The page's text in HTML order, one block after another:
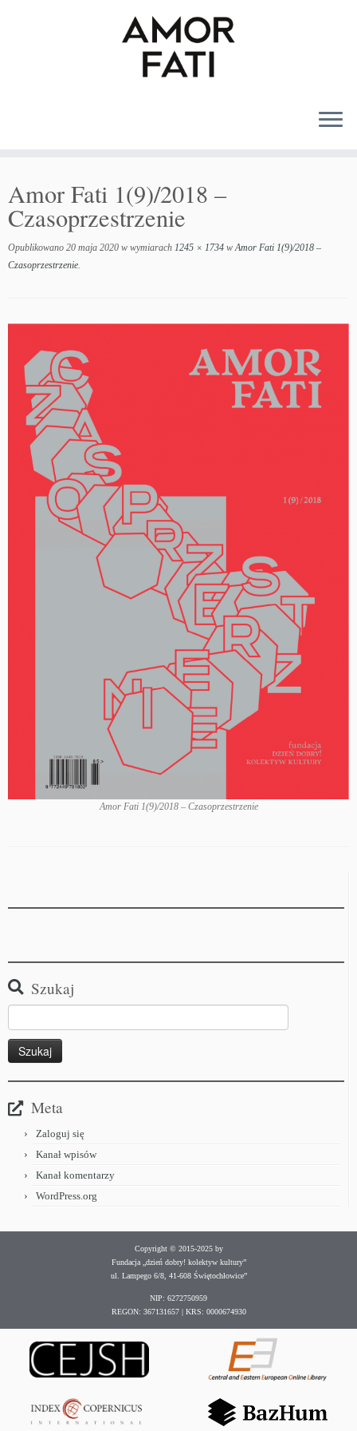
Amor Fati 1(9)/2018 –
Czasoprzestrzenie
Opublikowano 20 maja 2020 w wymiarach 1245 × 1734 wAmor Fati 1(9)/2018 –
Czasoprzestrzenie.
Amor Fati 1(9)/2018 – Czasoprzestrzenie
Szukaj
Meta
Zaloguj się
Kanał wpisów
Kanał komentarzy
WordPress.org
Copyright © 2015-2025 by
Fundacja „dzień dobry! kolektyw kultury”
ul. Lampego 6/8, 41-608 Świętochłowice”
NIP: 6272750959
REGON: 367131657 | KRS: 0000674930